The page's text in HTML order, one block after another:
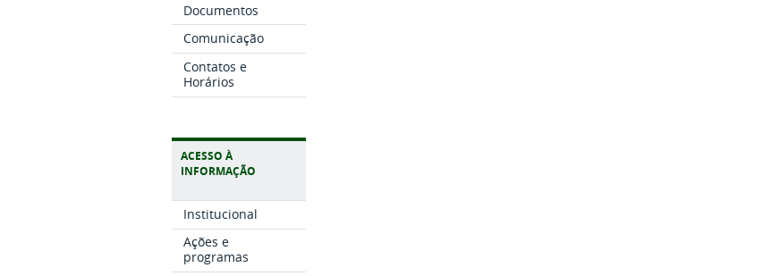
Documentos
Comunicação
Contatos e
Horários
ACESSO À
INFORMAÇÃO
Institucional
Ações e
programas